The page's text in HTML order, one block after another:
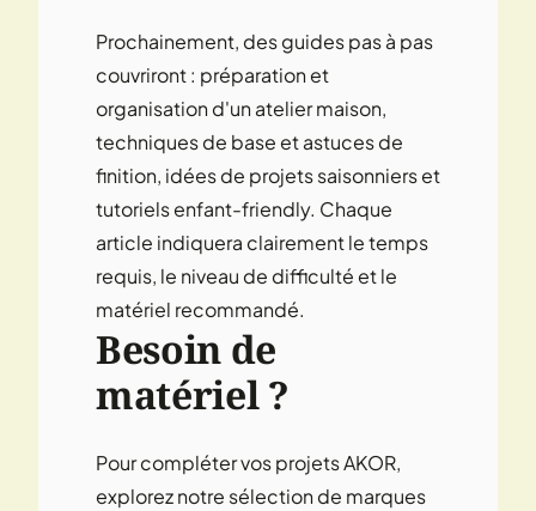
Prochainement, des guides pas à pas
couvriront : préparation et
organisation d'un atelier maison,
techniques de base et astuces de
finition, idées de projets saisonniers et
tutoriels enfant-friendly. Chaque
article indiquera clairement le temps
requis, le niveau de difficulté et le
matériel recommandé.
Besoin de
matériel ?
Pour compléter vos projets AKOR,
explorez notre sélection de marques